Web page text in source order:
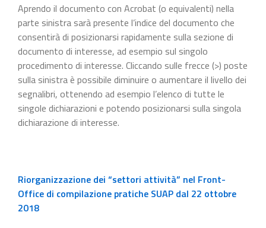
Aprendo il documento con Acrobat (o equivalenti) nella
parte sinistra sarà presente l’indice del documento che
consentirà di posizionarsi rapidamente sulla sezione di
documento di interesse, ad esempio sul singolo
procedimento di interesse. Cliccando sulle frecce (>) poste
sulla sinistra è possibile diminuire o aumentare il livello dei
segnalibri, ottenendo ad esempio l’elenco di tutte le
singole dichiarazioni e potendo posizionarsi sulla singola
dichiarazione di interesse.
Riorganizzazione dei “settori attività” nel Front-
Office di compilazione pratiche SUAP dal 22 ottobre
2018